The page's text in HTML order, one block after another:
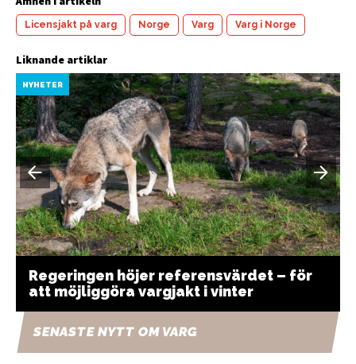
Licensjakt på varg Norge Varg Varg i Norge
Liknande artiklar
NYHETER
Regeringen höjer referensvärdet – för
att möjliggöra vargjakt i vinter
SENASTE NYTT OM VARG